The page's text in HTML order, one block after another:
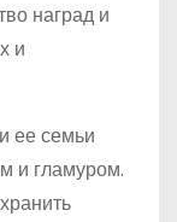
наград и
и
ее семьи
и гламуром.